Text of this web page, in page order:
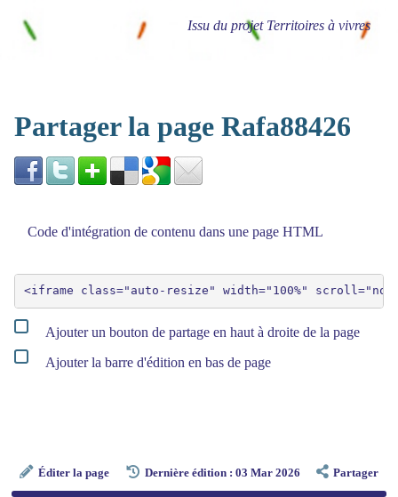
Issu du projet Territoires à vivres
Partager la page Rafa88426
Code d'intégration de contenu dans une page HTML
Ajouter un bouton de partage en haut à droite de la page
Ajouter la barre d'édition en bas de page
Éditer la page Dernière édition : 03 Mar 2026 Partager